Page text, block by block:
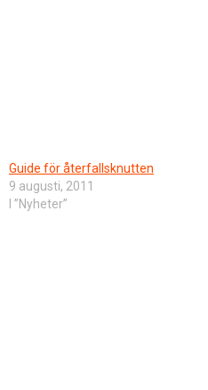
Guide för återfallsknutten
9 augusti, 2011
I ”Nyheter”